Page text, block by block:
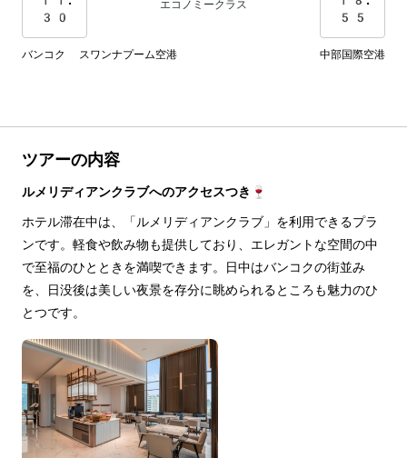
30
エコノミークラス
55
バンコク スワンナプーム空港 中部国際空港
ツアーの内容
ルメリディアンクラブへのアクセスつき🍷
ホテル滞在中は、「ルメリディアンクラブ」を利用できるプラ
ンです。軽食や飲み物も提供しており、エレガントな空間の中
で至福のひとときを満喫できます。日中はバンコクの街並み
を、日没後は美しい夜景を存分に眺められるところも魅力のひ
とつです。